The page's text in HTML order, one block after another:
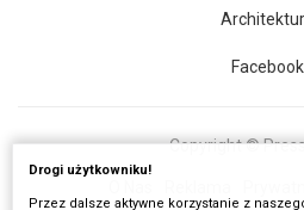
Facebook
Copyright ©
Drogi użytkowniku!
Przez dalsze aktywne korzystanie z